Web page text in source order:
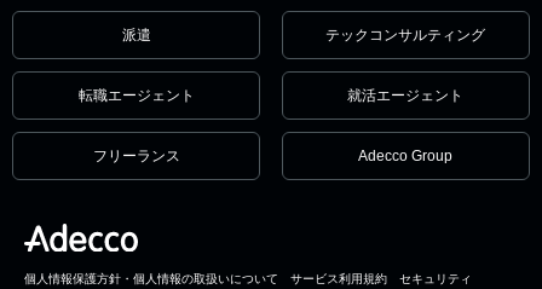
派遣 テックコンサルティング
転職エージェント 就活エージェント
フリーランス Adecco Group
個人情報保護方針・個人情報の取扱いについて サービス利用規約 セキュリティ